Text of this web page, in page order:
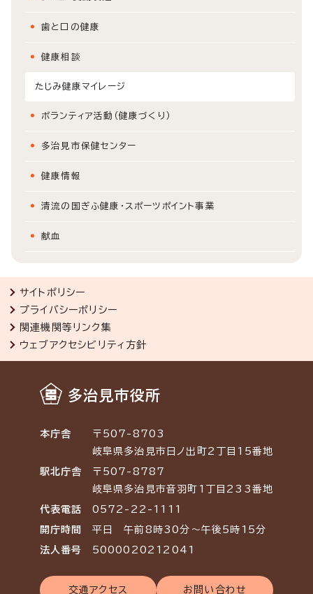
歯と口の健康
健康相談
たじみ健康マイレージ
ボランティア活動（健康づくり）
多治見市保健センター
健康情報
清流の国ぎふ健康・スポーツポイント事業
献血
サイトポリシー
プライバシーポリシー
関連機関等リンク集
ウェブアクセシビリティ方針
多治見市役所
本庁舎
〒507-8703
岐阜県多治見市日ノ出町2丁目15番地
駅北庁舎
〒507-8787
岐阜県多治見市音羽町1丁目233番地
代表電話 0572-22-1111
開庁時間 平日 午前8時30分～午後5時15分
法人番号 5000020212041
交通アクセス お問い合わせ